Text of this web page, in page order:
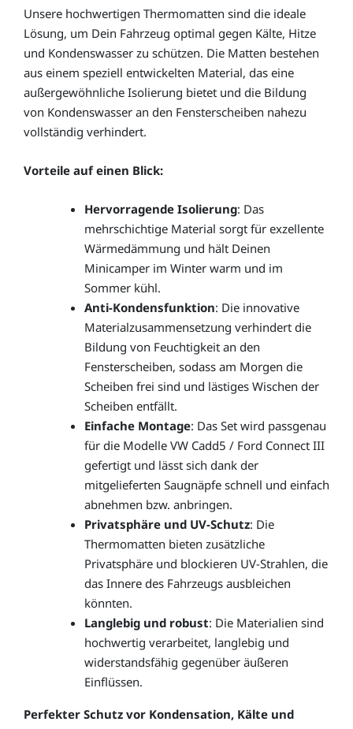
Unsere hochwertigen Thermomatten sind die ideale
Lösung, um Dein Fahrzeug optimal gegen Kälte, Hitze
und Kondenswasser zu schützen. Die Matten bestehen
aus einem speziell entwickelten Material, das eine
außergewöhnliche Isolierung bietet und die Bildung
von Kondenswasser an den Fensterscheiben nahezu
vollständig verhindert.
Vorteile auf einen Blick:
Hervorragende Isolierung: Das
mehrschichtige Material sorgt für exzellente
Wärmedämmung und hält Deinen
Minicamper im Winter warm und im
Sommer kühl.
Anti-Kondensfunktion: Die innovative
Materialzusammensetzung verhindert die
Bildung von Feuchtigkeit an den
Fensterscheiben, sodass am Morgen die
Scheiben frei sind und lästiges Wischen der
Scheiben entfällt.
Einfache Montage: Das Set wird passgenau
für die Modelle VW Cadd5 / Ford Connect III
gefertigt und lässt sich dank der
mitgelieferten Saugnäpfe schnell und einfach
abnehmen bzw. anbringen.
Privatsphäre und UV-Schutz: Die
Thermomatten bieten zusätzliche
Privatsphäre und blockieren UV-Strahlen, die
das Innere des Fahrzeugs ausbleichen
könnten.
Langlebig und robust: Die Materialien sind
hochwertig verarbeitet, langlebig und
widerstandsfähig gegenüber äußeren
Einflüssen.
Perfekter Schutz vor Kondensation, Kälte und